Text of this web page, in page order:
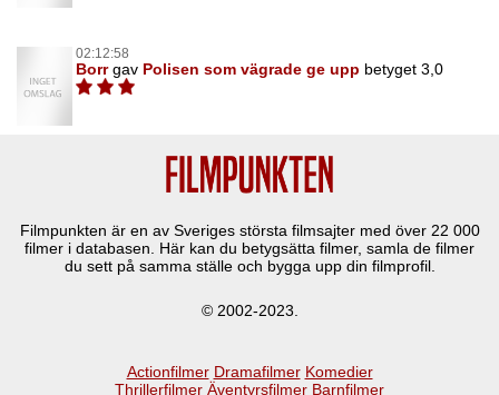
02:12:58
Borrgav Polisen som vägrade ge upp betyget 3,0
Filmpunkten är en av Sveriges största filmsajter med över 22 000
filmer i databasen. Här kan du betygsätta filmer, samla de filmer
du sett på samma ställe och bygga upp din filmprofil.
© 2002-2023.
Actionfilmer Dramafilmer Komedier
Thrillerfilmer Äventyrsfilmer Barnfilmer